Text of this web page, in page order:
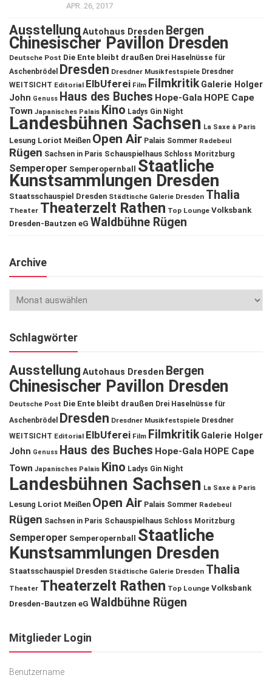
APR. 26, 2017
Ausstellung Autohaus Dresden Bergen
Chinesischer Pavillon Dresden
Deutsche Post Die Ente bleibt draußen Drei Haselnüsse für
Aschenbrödel
Dresden Dresdner Musikfestspiele Dresdner
WEITSICHT Editorial ElbUferei Film Filmkritik Galerie Holger
John Genuss Haus des Buches Hope-Gala HOPE Cape
Town Japanisches Palais Kino Ladys Gin Night
Landesbühnen Sachsen La Saxe à Paris
Lesung Loriot Meißen Open Air Palais Sommer Radebeul
Rügen Sachsen in Paris Schauspielhaus Schloss Moritzburg
Semperoper Semperopernball Staatliche
Kunstsammlungen Dresden
Staatsschauspiel Dresden Städtische Galerie Dresden Thalia
Theater Theaterzelt Rathen Top Lounge Volksbank
Dresden-Bautzen eG Waldbühne Rügen
Archive
Schlagwörter
Ausstellung Autohaus Dresden Bergen
Chinesischer Pavillon Dresden
Deutsche Post Die Ente bleibt draußen Drei Haselnüsse für
Aschenbrödel
Dresden Dresdner Musikfestspiele Dresdner
WEITSICHT Editorial ElbUferei Film Filmkritik Galerie Holger
John Genuss Haus des Buches Hope-Gala HOPE Cape
Town Japanisches Palais Kino Ladys Gin Night
Landesbühnen Sachsen La Saxe à Paris
Lesung Loriot Meißen Open Air Palais Sommer Radebeul
Rügen Sachsen in Paris Schauspielhaus Schloss Moritzburg
Semperoper Semperopernball
Staatliche
Kunstsammlungen Dresden
Staatsschauspiel Dresden Städtische Galerie Dresden Thalia
Theater Theaterzelt Rathen Top Lounge Volksbank
Dresden-Bautzen eG Waldbühne Rügen
Mitglieder Login
Benutzername